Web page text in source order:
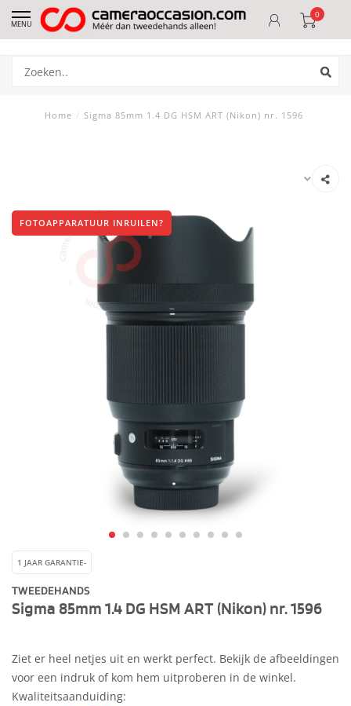
MENU
0
Home / Sigma 85mm 1.4 DG HSM ART (Nikon) nr. 1596
FOTOAPPARATUUR INRUILEN?
1 JAAR GARANTIE-
TWEEDEHANDS
Sigma 85mm 1.4 DG HSM ART (Nikon) nr. 1596
Ziet er heel netjes uit en werkt perfect. Bekijk de afbeeldingen
voor een indruk of kom hem uitproberen in de winkel.
Kwaliteitsaanduiding: